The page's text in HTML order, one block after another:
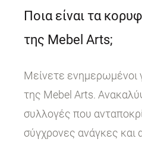
Ποια είναι τα
της Mebel Arts;
Μείνετε ενημερωμένοι
της Mebel Arts.
συλλογές που
σύγχρονες ανάγκες και